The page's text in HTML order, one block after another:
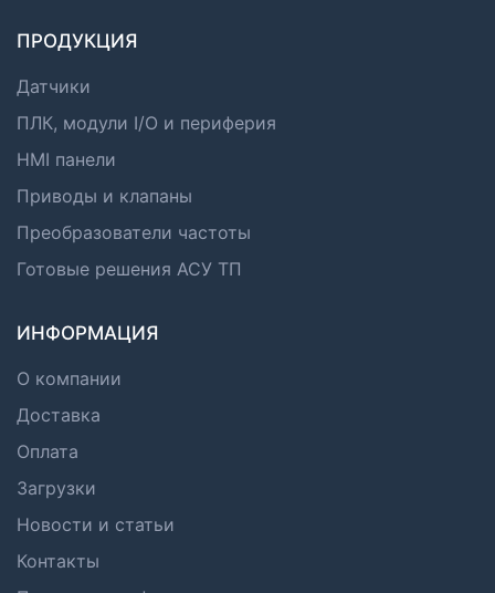
ПРОДУКЦИЯ
Датчики
ПЛК, модули I/O и периферия
HMI панели
Приводы и клапаны
Преобразователи частоты
Готовые решения АСУ ТП
ИНФОРМАЦИЯ
О компании
Доставка
Оплата
Загрузки
Новости и статьи
Контакты